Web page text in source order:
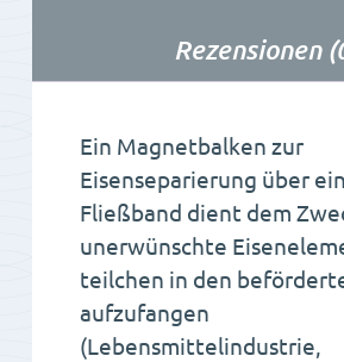
Rezensionen
Ein Magnetbalken zur
Eisenseparierung über
Fließband dient dem
unerwünschte
teilchen in den
aufzufangen
(Lebensmittelindustrie,